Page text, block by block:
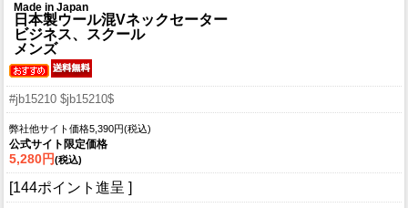
Made in Japan
日本製ウール混Vネックセーター
ビジネス、スクール
メンズ
#jb15210 $jb15210$
弊社他サイト価格5,390円(税込)
公式サイト限定価格
5,280円(税込)
[144ポイント進呈 ]